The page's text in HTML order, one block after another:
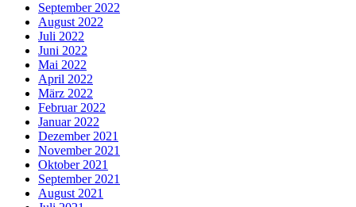
September 2022
August 2022
Juli 2022
Juni 2022
Mai 2022
April 2022
März 2022
Februar 2022
Januar 2022
Dezember 2021
November 2021
Oktober 2021
September 2021
August 2021